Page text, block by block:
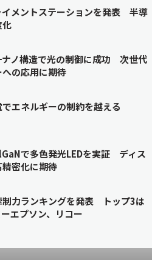
イメントステーションを発表 半導
化
ナノ構造で光の制御に成功 次世代
の応用に期待
エネルギーの制約を越える
で多色発光LEDを実証 ディス
密化に期待
制力ランキングを発表 トップ3は
エプソン、リコー